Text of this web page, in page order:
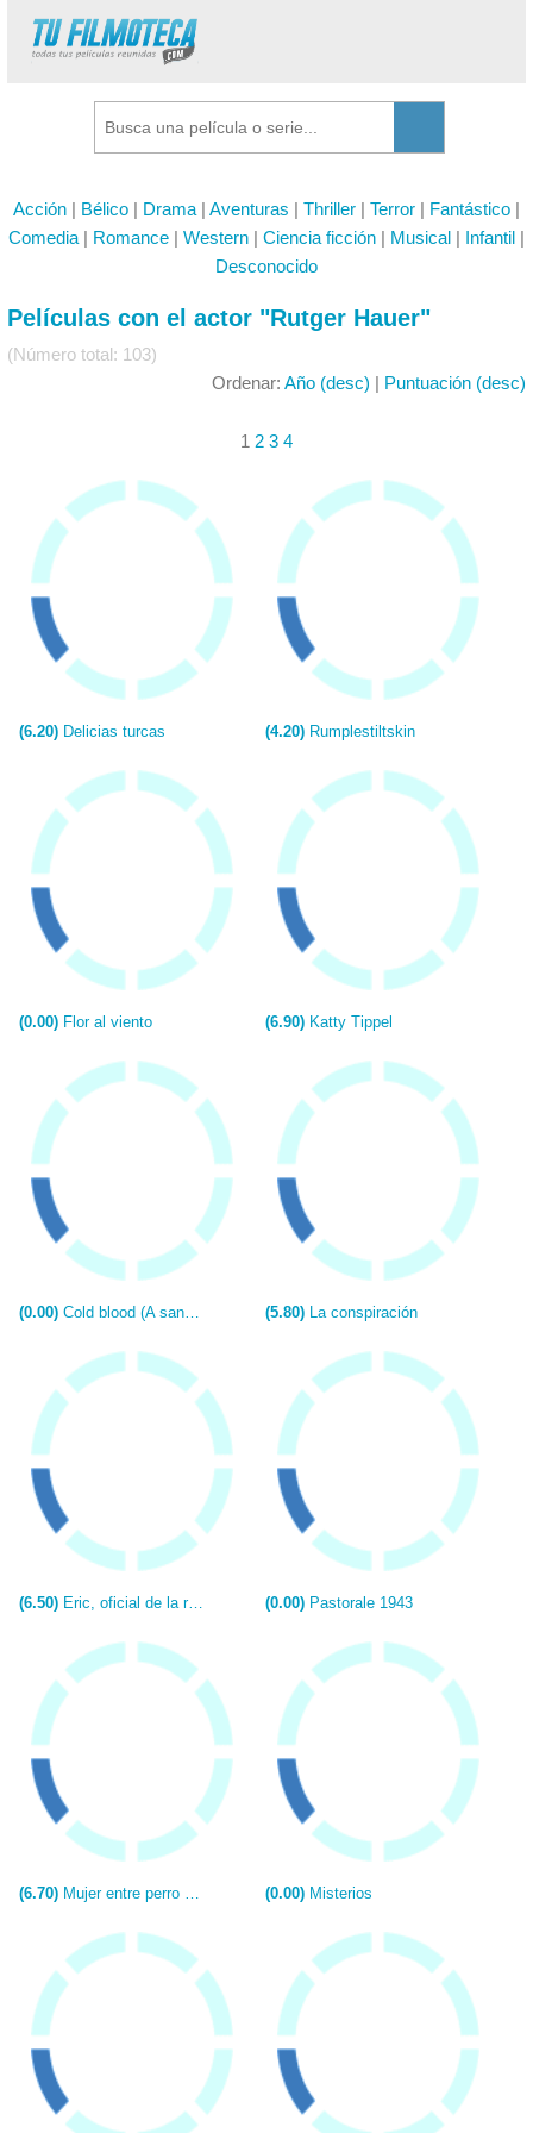
Acción | Bélico | Drama | Aventuras | Thriller | Terror | Fantástico |
Comedia | Romance | Western | Ciencia ficción | Musical | Infantil |
Desconocido
Películas con el actor "Rutger Hauer"
(Número total: 103)
Ordenar: Año (desc) | Puntuación (desc)
1 2 3 4
(6.20) Delicias turcas (4.20) Rumplestiltskin
(0.00) Flor al viento (6.90) Katty Tippel
(0.00) Cold blood (A sangre fría) (5.80) La conspiración
(6.50) Eric, oficial de la reina (0.00) Pastorale 1943
(6.70) Mujer entre perro y lobo (0.00) Misterios